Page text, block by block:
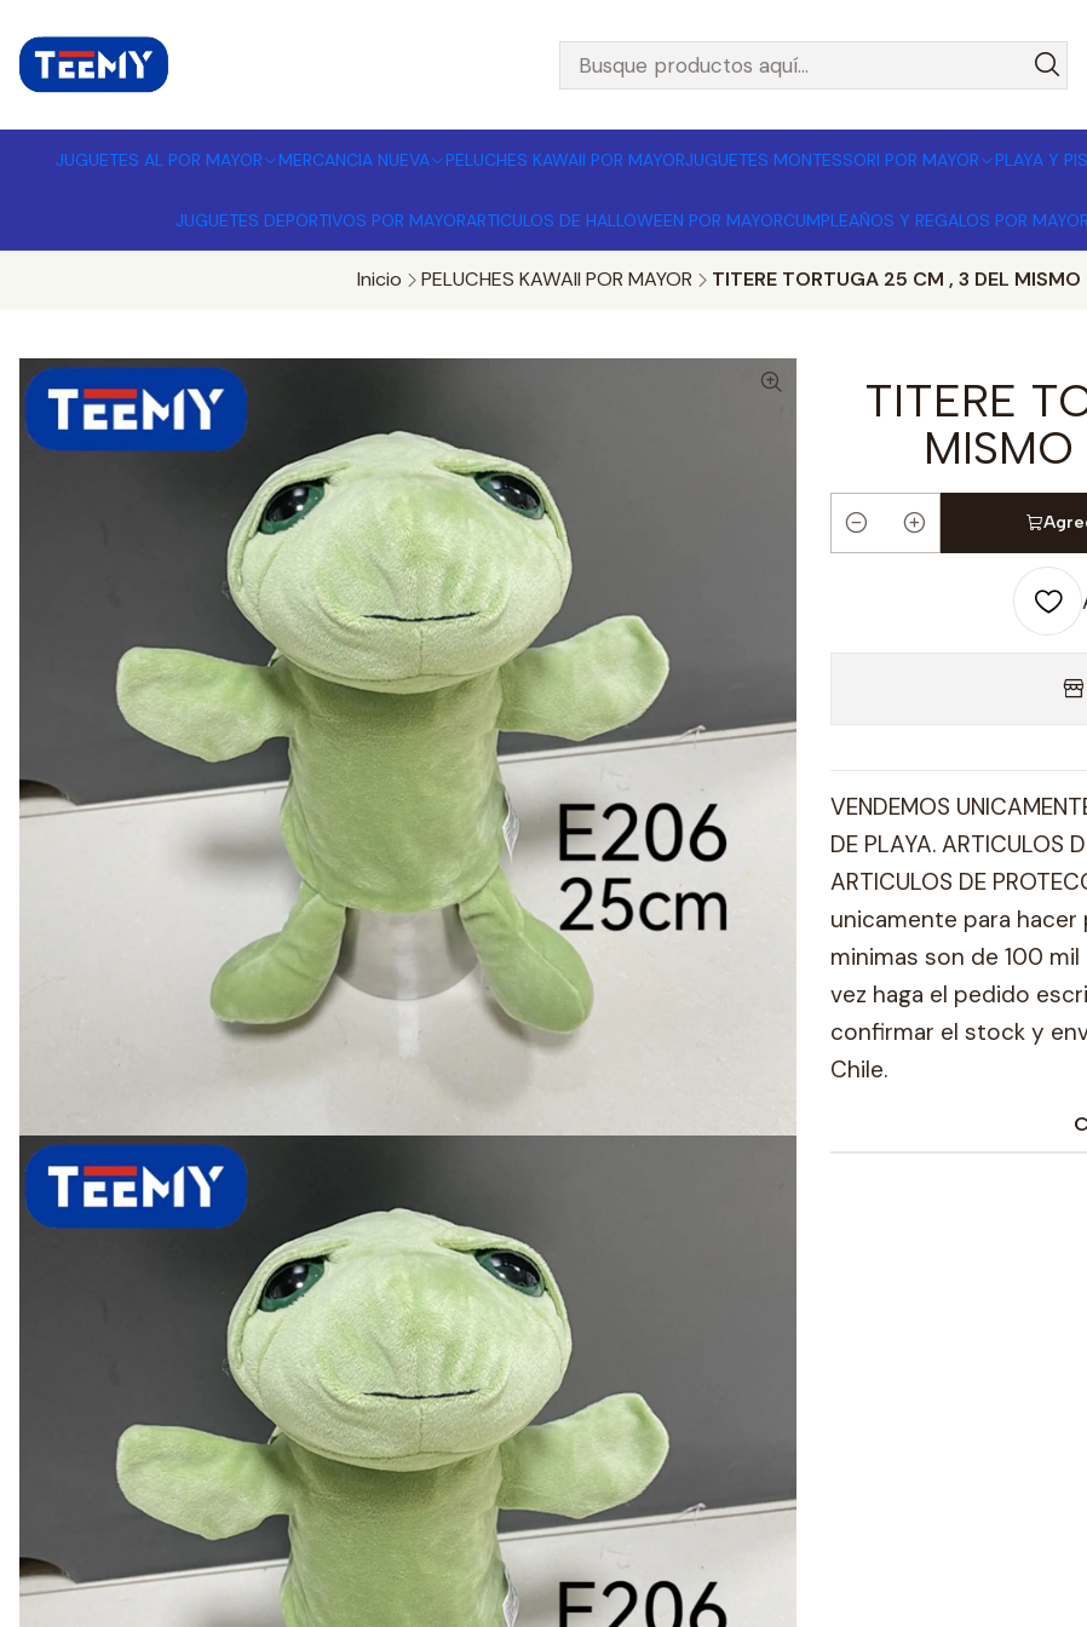
JUGUETES AL POR MAYOR MERCANCIA NUEVA PELUCHES KAWAII POR MAYORJUGUETES MONTESSORI POR MAYOR PLAYA Y
JUGUETES DEPORTIVOS POR MAYORARTICULOS DE HALLOWEEN POR MAYORCUMPLEAÑOS Y REGALOS POR MAYOR
Inicio PELUCHES KAWAII POR MAYOR TITERE TORTUGA 25 CM , 3 DEL
TITERE
Cantidad
VENDEMOS
DE PLAYA. ARTICULOS
ARTICULOS DE
unicamente para
minimas son de 100
vez haga el pedido
confirmar el stock y
Chile.